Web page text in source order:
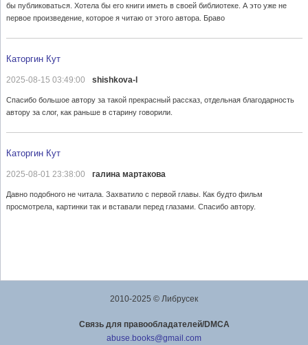
бы публиковаться. Хотела бы его книги иметь в своей библиотеке. А это уже не
первое произведение, которое я читаю от этого автора. Браво
Каторгин Кут
2025-08-15 03:49:00 shishkova-l
Спасибо большое автору за такой прекрасный рассказ, отдельная благодарность
автору за слог, как раньше в старину говорили.
Каторгин Кут
2025-08-01 23:38:00 галина мартакова
Давно подобного не читала. Захватило с первой главы. Как будто фильм
просмотрела, картинки так и вставали перед глазами. Спасибо автору.
2010-2025 © Либрусек
Cвязь для правообладателей/DMCA
abuse.books@gmail.com